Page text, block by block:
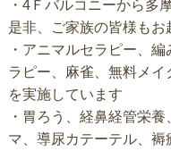
・4Ｆバルコニーから多
是非、ご家族の皆様もお
・アニマルセラピー、
ラピー、麻雀、無料メ
を実施しています
・胃ろう、経鼻経管栄
マ、導尿カテーテル、褥